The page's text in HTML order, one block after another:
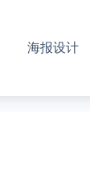
海报设计